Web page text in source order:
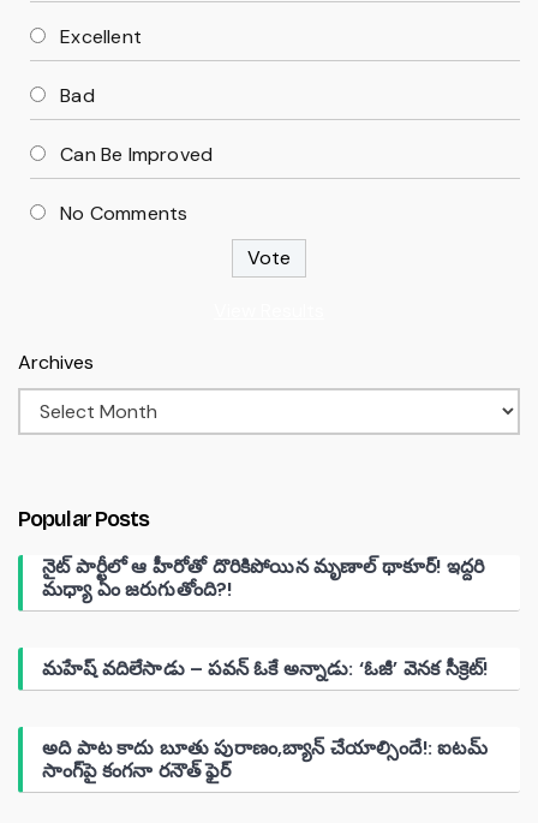
Excellent
Bad
Can Be Improved
No Comments
Archives
Popular Posts
నైట్ పార్టీలో ఆ హీరోతో దొరికిపోయిన మృణాల్ థాకూర్! ఇద్దరి
మధ్యా ఏం జరుగుతోంది?!
మహేష్ వదిలేసాడు – పవన్ ఓకే అన్నాడు: ‘ఓజీ’ వెనక సీక్రెట్!
అది పాట కాదు బూతు పురాణం,బ్యాన్ చేయాల్సిందే!: ఐటమ్
సాంగ్‌పై కంగనా రనౌత్ ఫైర్